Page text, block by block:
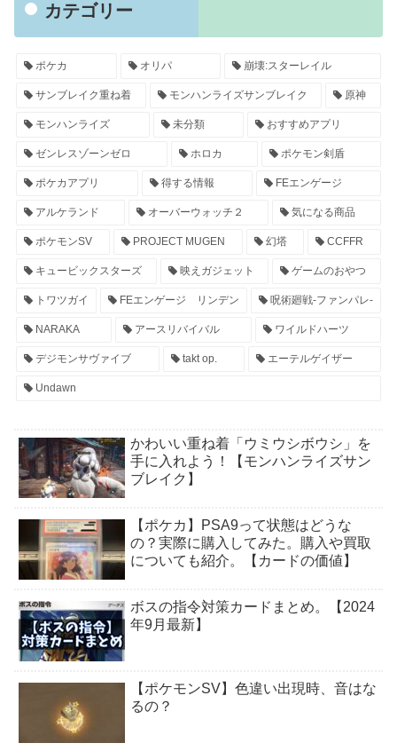
カテゴリー
ポケカ オリパ 崩壊:スターレイル
サンブレイク重ね着 モンハンライズサンブレイク 原神
モンハンライズ 未分類 おすすめアプリ
ゼンレスゾーンゼロ ホロカ ポケモン剣盾
ポケカアプリ 得する情報 FEエンゲージ
アルケランド オーバーウォッチ２ 気になる商品
ポケモンSV PROJECT MUGEN 幻塔 CCFFR
キュービックスターズ 映えガジェット ゲームのおやつ
トワツガイ FEエンゲージ リンデン 呪術廻戦-ファンパレ-
NARAKA アースリバイバル ワイルドハーツ
デジモンサヴァイブ takt op. エーテルゲイザー
Undawn
かわいい重ね着「ウミウシボウシ」を
手に入れよう！【モンハンライズサン
ブレイク】
【ポケカ】PSA9って状態はどうな
の？実際に購入してみた。購入や買取
についても紹介。【カードの価値】
ボスの指令対策カードまとめ。【2024
年9月最新】
【ポケモンSV】色違い出現時、音はな
るの？